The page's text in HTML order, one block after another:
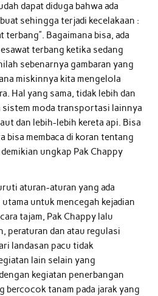
dapat diduga bahwa ada
sehingga terjadi kecelakaan :
Bagaimana bisa, ada
terbang ketika sedang
sebenarnya gambaran yang
miskinnya kita mengelola
Hal yang sama, tidak lebih dan
sistem moda transportasi lainnya
dan lebih-lebih kereta api. Bisa
bisa membaca di koran tentang
ungkap Pak Chappy
aturan-aturan yang ada
untuk mencegah kejadian
tajam, Pak Chappy lalu
peraturan dan atau regulasi
landasan pacu tidak
lain selain yang
kegiatan penerbangan
bercocok tanam pada jarak yang